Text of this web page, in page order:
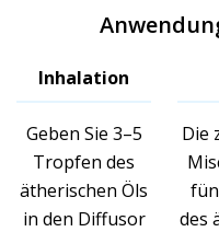
Inhalation
Geben Sie 3–5
Tropfen des
ätherischen Öls
in den Diffusor
Die
des